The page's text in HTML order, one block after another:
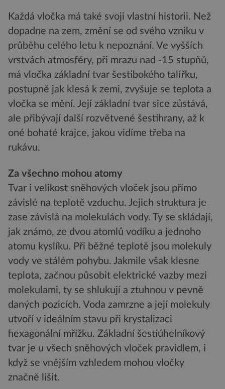
Každá vločka má také svoji vlastní historii. Než
dopadne na zem, změní se od svého vzniku v
průběhu celého letu k nepoznání. Ve vyšších
vrstvách atmosféry, při mrazu nad -15 stupňů,
má vločka základní tvar šestibokého talířku,
postupně jak klesá k zemi, zvyšuje se teplota a
vločka se mění. Její základní tvar sice zůstává,
ale přibývají další rozvětvené šestihrany, až k
oné bohaté krajce, jakou vidíme třeba na
rukávu.
Za všechno mohou atomy
Tvar i velikost sněhových vloček jsou přímo
závislé na teplotě vzduchu. Jejich struktura je
zase závislá na molekulách vody. Ty se skládají,
jak známo, ze dvou atomlů vodíku a jednoho
atomu kyslíku. Při běžné teplotě jsou molekuly
vody ve stálém pohybu. Jakmile však klesne
teplota, začnou působit elektrické vazby mezi
molekulami, ty se shlukují a ztuhnou v pevně
daných pozicích. Voda zamrzne a její molekuly
utvoří v ideálním stavu při krystalizaci
hexagonální mřížku. Základní šestiúhelníkový
tvar je u všech sněhových vloček pravidlem, i
když se vnějším vzhledem mohou vločky
značně lišit.